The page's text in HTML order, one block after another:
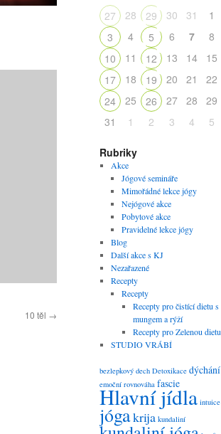
10 těl →
27 28 29 30 31 1
3
4 5 6 7 8
10
11 12 13 14 15
17
18 19 20 21 22
24
25 26 27 28 29
31
1 2 3 4 5
Rubriky
Akce
Jógové semináře
Mimořádné lekce jógy
Nejógové akce
Pobytové akce
Pravidelné lekce jógy
Blog
Další akce s KJ
Nezařazené
Recepty
Recepty
Recepty pro čistící dietu s
mungem a rýží
Recepty pro Zelenou dietu
STUDIO VRÁBÍ
bezlepkový dech Detoxikace dýchání
emoční rovnováha fascie
Hlavní jídla intuice
jógakrija kundaliní